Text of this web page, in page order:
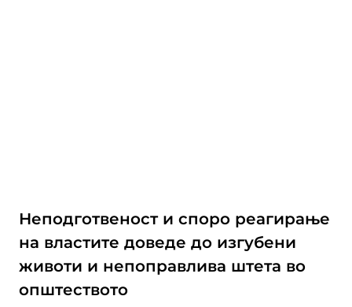
Неподготвеност и споро реагирање
на властите доведе до изгубени
животи и непоправлива штета во
општеството